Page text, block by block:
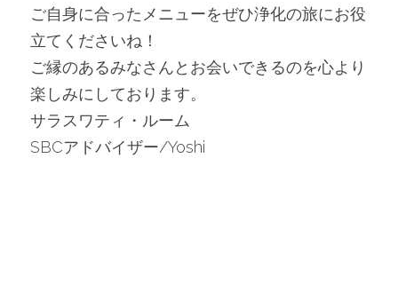
ご自身に合ったメニューをぜひ浄化の旅にお役
立てくださいね！
ご縁のあるみなさんとお会いできるのを心より
楽しみにしております。
サラスワティ・ルーム
SBCアドバイザー/Yoshi